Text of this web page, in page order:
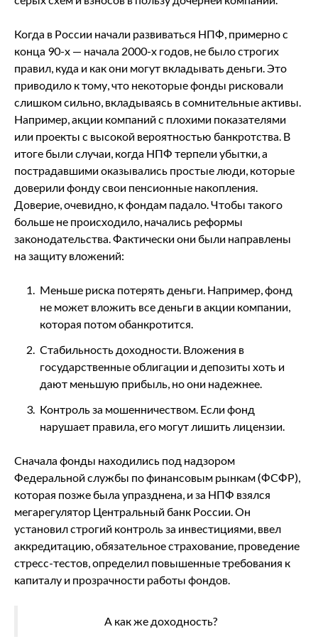
Когда в России начали развиваться НПФ, примерно с
конца 90-х — начала 2000-х годов, не было строгих
правил, куда и как они могут вкладывать деньги. Это
приводило к тому, что некоторые фонды рисковали
слишком сильно, вкладываясь в сомнительные активы.
Например, акции компаний с плохими показателями
или проекты с высокой вероятностью банкротства. В
итоге были случаи, когда НПФ терпели убытки, а
пострадавшими оказывались простые люди, которые
доверили фонду свои пенсионные накопления.
Доверие, очевидно, к фондам падало. Чтобы такого
больше не происходило, начались реформы
законодательства. Фактически они были направлены
на защиту вложений:
Меньше риска потерять деньги. Например, фонд
не может вложить все деньги в акции компании,
которая потом обанкротится.
Стабильность доходности. Вложения в
государственные облигации и депозиты хоть и
дают меньшую прибыль, но они надежнее.
Контроль за мошенничеством. Если фонд
нарушает правила, его могут лишить лицензии.
Сначала фонды находились под надзором
Федеральной службы по финансовым рынкам (ФСФР),
которая позже была упразднена, и за НПФ взялся
мегарегулятор Центральный банк России. Он
установил строгий контроль за инвестициями, ввел
аккредитацию, обязательное страхование, проведение
стресс-тестов, определил повышенные требования к
капиталу и прозрачности работы фондов.
А как же доходность?